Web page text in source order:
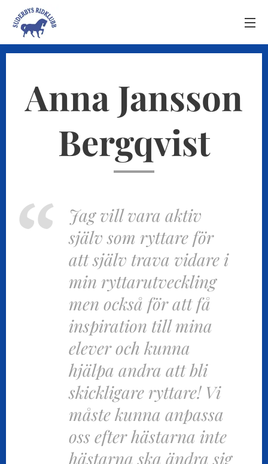
Anna Jansson
Bergqvist
Jag vill vara aktiv
själv som ryttare för
att själv trava vidare i
min ryttarutveckling
men också för att få
inspiration till mina
elever och kunna
hjälpa andra att bli
skickligare ryttare! Vi
måste kunna anpassa
oss efter hästarna inte
hästarna ska ändra sig